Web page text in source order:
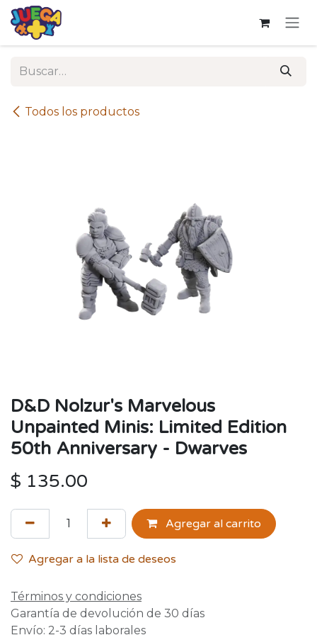
Ir al contenido
Todos los productos
D&D Nolzur's Marvelous
Unpainted Minis: Limited Edition
50th Anniversary - Dwarves
$ 135.00
Agregar al carrito
Agregar a la lista de deseos
Términos y condiciones
Garantía de devolución de 30 días
Envío: 2-3 días laborales